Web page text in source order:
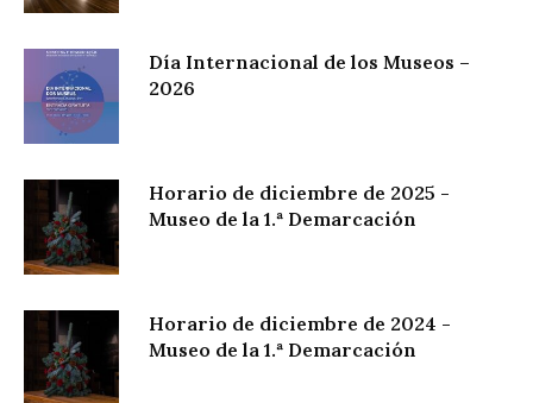
Día Internacional de los Museos –
2026
Horario de diciembre de 2025 -
Museo de la 1.ª Demarcación
Horario de diciembre de 2024 -
Museo de la 1.ª Demarcación